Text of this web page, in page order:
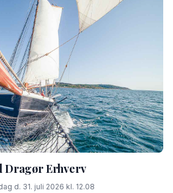
Dragør Erhverv
d. 31. juli 2026 kl. 12.08